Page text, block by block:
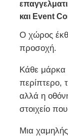
Αρχική
Προϊόντα
Βίντεο
και Event
Ο χώρος
προσοχή.
Κάθε μάρκα
περίπτερο,
αλλά η
στοιχείο
Μια